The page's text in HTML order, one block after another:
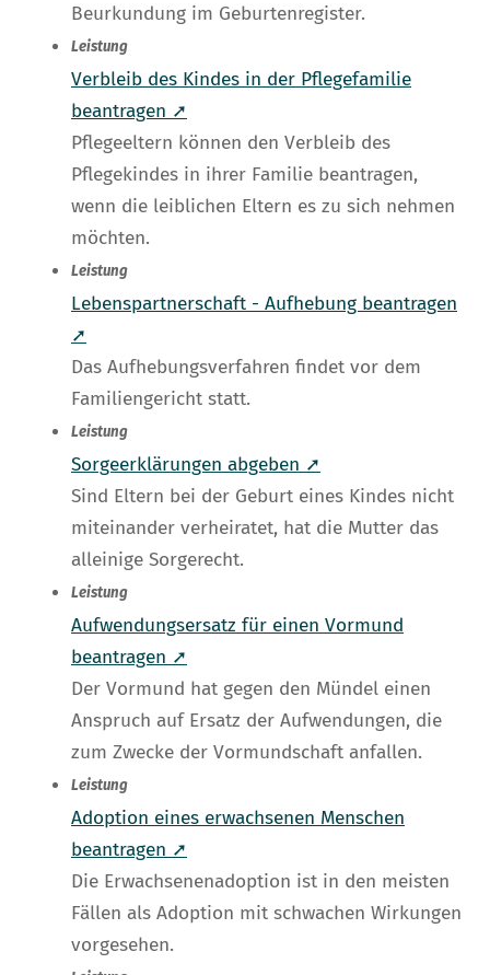
Beurkundung im Geburtenregister.
Leistung
Verbleib des Kindes in der Pflegefamilie
beantragen ➚
Pflegeeltern können den Verbleib des
Pflegekindes in ihrer Familie beantragen,
wenn die leiblichen Eltern es zu sich nehmen
möchten.
Leistung
Lebenspartnerschaft - Aufhebung beantragen
➚
Das Aufhebungsverfahren findet vor dem
Familiengericht statt.
Leistung
Sorgeerklärungen abgeben ➚
Sind Eltern bei der Geburt eines Kindes nicht
miteinander verheiratet, hat die Mutter das
alleinige Sorgerecht.
Leistung
Aufwendungsersatz für einen Vormund
beantragen ➚
Der Vormund hat gegen den Mündel einen
Anspruch auf Ersatz der Aufwendungen, die
zum Zwecke der Vormundschaft anfallen.
Leistung
Adoption eines erwachsenen Menschen
beantragen ➚
Die Erwachsenenadoption ist in den meisten
Fällen als Adoption mit schwachen Wirkungen
vorgesehen.